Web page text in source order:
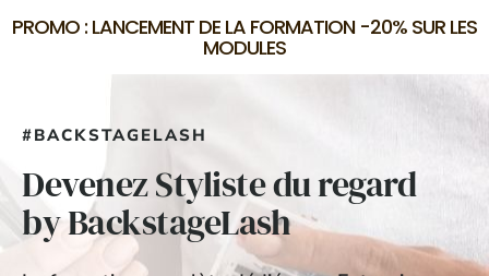
PROMO : LANCEMENT DE LA FORMATION -20% SUR LES
MODULES
#BACKSTAGELASH
Devenez Styliste du regard
by BackstageLash